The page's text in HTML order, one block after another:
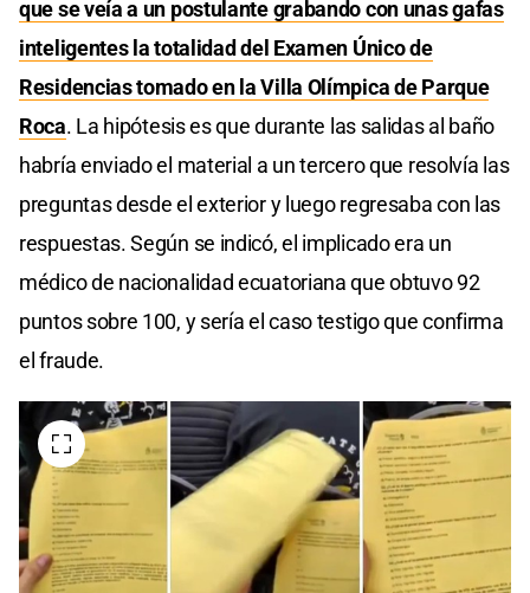
que se veía a un postulante grabando con unas gafas
inteligentes la totalidad del Examen Único de
Residencias tomado en la Villa Olímpica de Parque
Roca. La hipótesis es que durante las salidas al baño
habría enviado el material a un tercero que resolvía las
preguntas desde el exterior y luego regresaba con las
respuestas. Según se indicó, el implicado era un
médico de nacionalidad ecuatoriana que obtuvo 92
puntos sobre 100, y sería el caso testigo que confirma
el fraude.